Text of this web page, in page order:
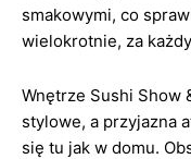
smakowymi, co
wielokrotnie, za
Wnętrze Sushi Show
stylowe, a przyjazna
się tu jak w domu.